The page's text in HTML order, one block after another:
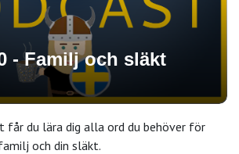
- Familj och släkt
får du lära dig alla ord du behöver för
och din släkt.